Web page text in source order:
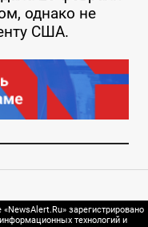
однако не
США.
зарегистрировано
технологий и